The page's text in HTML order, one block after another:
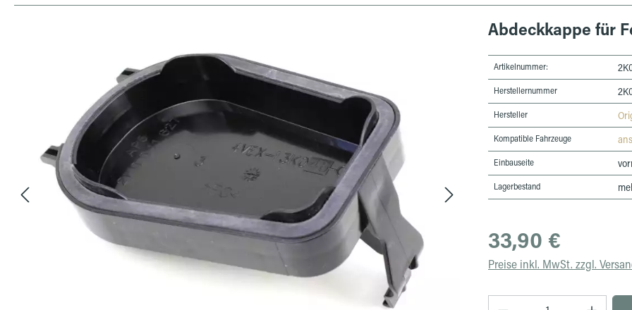
Abdeckkappe für
Artikelnummer:
Herstellernummer
Hersteller
Kompatible Fahrzeuge
Einbauseite
Lagerbestand
Regulärer Preis:
33,90 €
Preise inkl. MwSt. zzgl.